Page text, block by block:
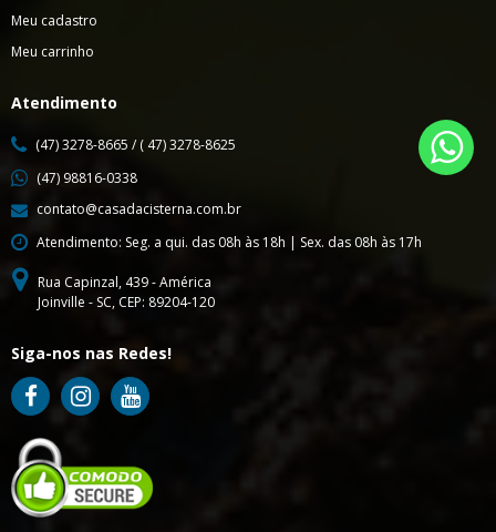
Meu cadastro
Meu carrinho
Atendimento
(47) 3278-8665 / ( 47) 3278-8625
(47) 98816-0338
contato@casadacisterna.com.br
Atendimento: Seg. a qui. das 08h às 18h | Sex. das 08h às 17h
Rua Capinzal, 439 - América
Joinville - SC, CEP: 89204-120
Siga-nos nas Redes!